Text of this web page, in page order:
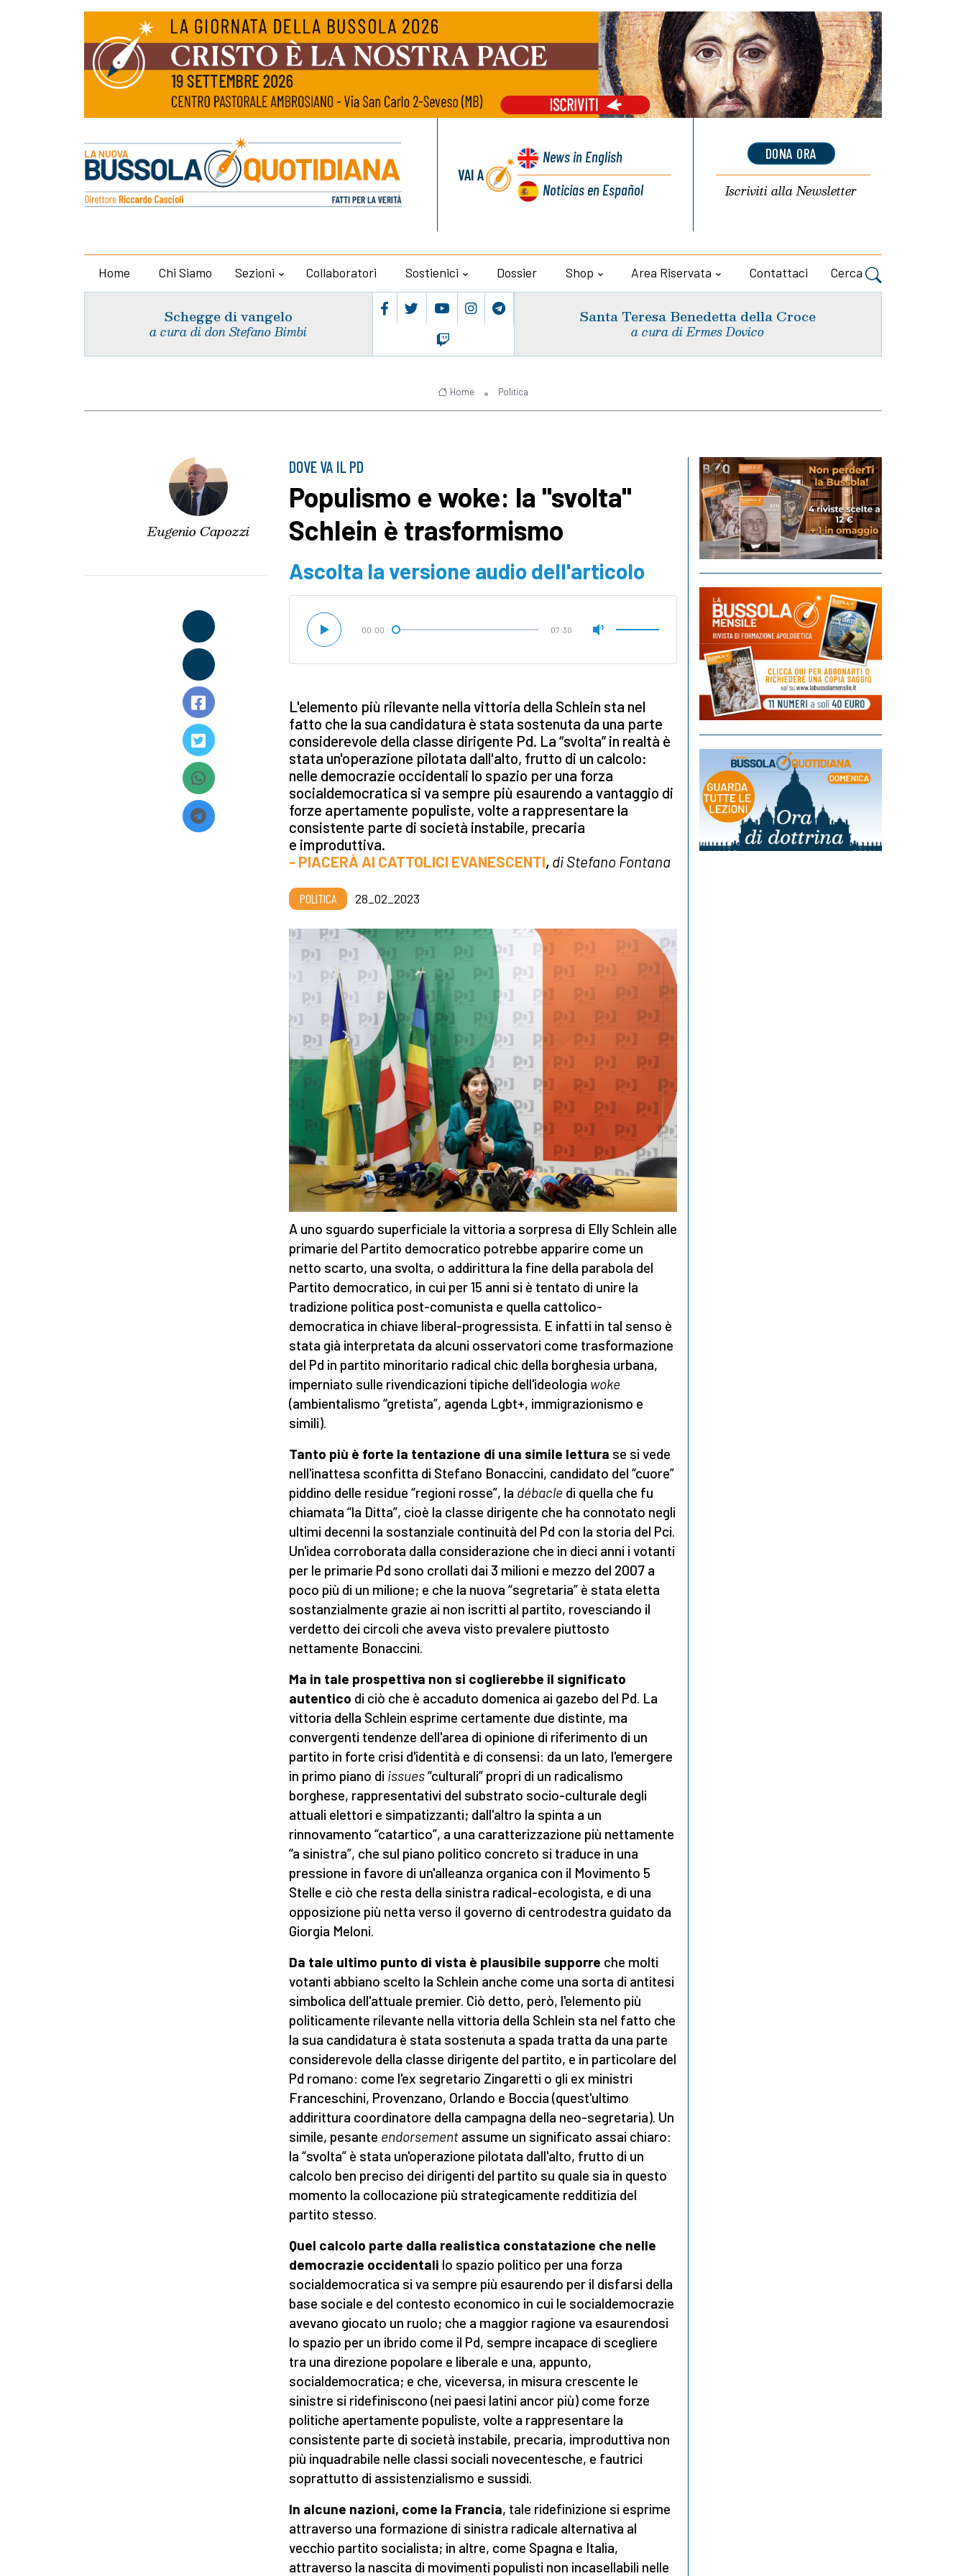
VAI A
Newsin English
Noticiasen Español
DONA ORA
Iscriviti allaNewsletter
Home Chi Siamo Sezioni Collaboratori Sostienici Dossier Shop Area Riservata Contattaci Cerca
Schegge di vangelo
a cura di don Stefano Bimbi
Santa Teresa Benedetta della Croce
a cura di Ermes Dovico
Home Politica
Eugenio Capozzi
DOVE VA IL PD
Populismo e woke: la "svolta"
Schlein è trasformismo
Ascolta la versione audio dell'articolo
00:00 07:30
L'elemento più rilevante nella vittoria della Schlein sta nel
fatto che la sua candidatura è stata sostenuta da una parte
considerevole della classe dirigente Pd. La “svolta” in realtà è
stata un'operazione pilotata dall'alto, frutto di un calcolo:
nelle democrazie occidentali lo spazio per una forza
socialdemocratica si va sempre più esaurendo a vantaggio di
forze apertamente populiste, volte a rappresentare la
consistente parte di società instabile, precaria
e improduttiva.
- PIACERÀ AI CATTOLICI EVANESCENTI, di Stefano Fontana
POLITICA 28_02_2023
A uno sguardo superficiale la vittoria a sorpresa di Elly Schlein alle
primarie del Partito democratico potrebbe apparire come un
netto scarto, una svolta, o addirittura la fine della parabola del
Partito democratico, in cui per 15 anni si è tentato di unire la
tradizione politica post-comunista e quella cattolico-
democratica in chiave liberal-progressista. E infatti in tal senso è
stata già interpretata da alcuni osservatori come trasformazione
del Pd in partito minoritario radical chic della borghesia urbana,
imperniato sulle rivendicazioni tipiche dell'ideologia woke
(ambientalismo “gretista”, agenda Lgbt+, immigrazionismo e
simili).
Tanto più è forte la tentazione di una simile lettura se si vede
nell'inattesa sconfitta di Stefano Bonaccini, candidato del “cuore”
piddino delle residue “regioni rosse”, la débacle di quella che fu
chiamata “la Ditta”, cioè la classe dirigente che ha connotato negli
ultimi decenni la sostanziale continuità del Pd con la storia del Pci.
Un'idea corroborata dalla considerazione che in dieci anni i votanti
per le primarie Pd sono crollati dai 3 milioni e mezzo del 2007 a
poco più di un milione; e che la nuova “segretaria” è stata eletta
sostanzialmente grazie ai non iscritti al partito, rovesciando il
verdetto dei circoli che aveva visto prevalere piuttosto
nettamente Bonaccini.
Ma in tale prospettiva non si coglierebbe il significato
autentico di ciò che è accaduto domenica ai gazebo del Pd. La
vittoria della Schlein esprime certamente due distinte, ma
convergenti tendenze dell'area di opinione di riferimento di un
partito in forte crisi d'identità e di consensi: da un lato, l'emergere
in primo piano di issues“culturali” propri di un radicalismo
borghese, rappresentativi del substrato socio-culturale degli
attuali elettori e simpatizzanti; dall'altro la spinta a un
rinnovamento “catartico”, a una caratterizzazione più nettamente
“a sinistra”, che sul piano politico concreto si traduce in una
pressione in favore di un'alleanza organica con il Movimento 5
Stelle e ciò che resta della sinistra radical-ecologista, e di una
opposizione più netta verso il governo di centrodestra guidato da
Giorgia Meloni.
Da tale ultimo punto di vista è plausibile supporre che molti
votanti abbiano scelto la Schlein anche come una sorta di antitesi
simbolica dell'attuale premier. Ciò detto, però, l'elemento più
politicamente rilevante nella vittoria della Schlein sta nel fatto che
la sua candidatura è stata sostenuta a spada tratta da una parte
considerevole della classe dirigente del partito, e in particolare del
Pd romano: come l'ex segretario Zingaretti o gli ex ministri
Franceschini, Provenzano, Orlando e Boccia (quest'ultimo
addirittura coordinatore della campagna della neo-segretaria). Un
simile, pesante endorsement assume un significato assai chiaro:
la “svolta” è stata un'operazione pilotata dall'alto, frutto di un
calcolo ben preciso dei dirigenti del partito su quale sia in questo
momento la collocazione più strategicamente redditizia del
partito stesso.
Quel calcolo parte dalla realistica constatazione che nelle
democrazie occidentali lo spazio politico per una forza
socialdemocratica si va sempre più esaurendo per il disfarsi della
base sociale e del contesto economico in cui le socialdemocrazie
avevano giocato un ruolo; che a maggior ragione va esaurendosi
lo spazio per un ibrido come il Pd, sempre incapace di scegliere
tra una direzione popolare e liberale e una, appunto,
socialdemocratica; e che, viceversa, in misura crescente le
sinistre si ridefiniscono (nei paesi latini ancor più) come forze
politiche apertamente populiste, volte a rappresentare la
consistente parte di società instabile, precaria, improduttiva non
più inquadrabile nelle classi sociali novecentesche, e fautrici
soprattutto di assistenzialismo e sussidi.
In alcune nazioni, come la Francia, tale ridefinizione si esprime
attraverso una formazione di sinistra radicale alternativa al
vecchio partito socialista; in altre, come Spagna e Italia,
attraverso la nascita di movimenti populisti non incasellabili nelle